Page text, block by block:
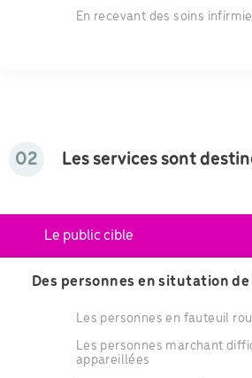
En recevant des soins
02 Les services sont
Le public cible
Des personnes en situtation
Les personnes en fauteuil
Les personnes marchant
appareillées